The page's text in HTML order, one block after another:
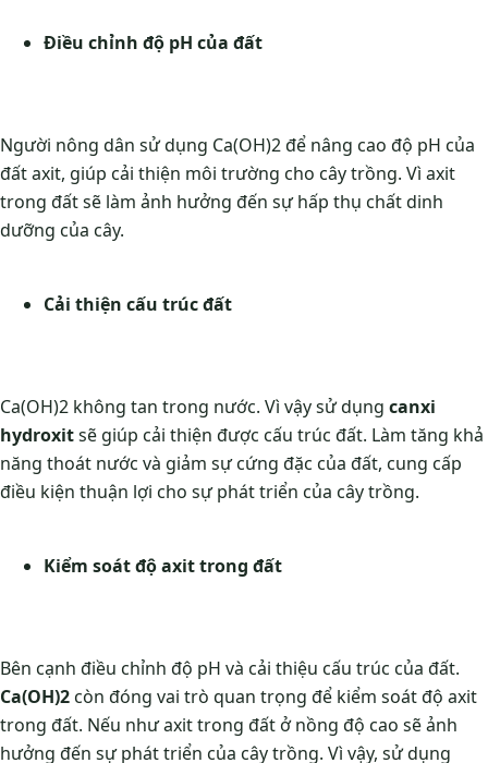
Điều chỉnh độ pH của đất
Người nông dân sử dụng Ca(OH)2 để nâng cao độ pH của
đất axit, giúp cải thiện môi trường cho cây trồng. Vì axit
trong đất sẽ làm ảnh hưởng đến sự hấp thụ chất dinh
dưỡng của cây.
Cải thiện cấu trúc đất
Ca(OH)2 không tan trong nước. Vì vậy sử dụng canxi
hydroxitsẽ giúp cải thiện được cấu trúc đất. Làm tăng khả
năng thoát nước và giảm sự cứng đặc của đất, cung cấp
điều kiện thuận lợi cho sự phát triển của cây trồng.
Kiểm soát độ axit trong đất
Bên cạnh điều chỉnh độ pH và cải thiệu cấu trúc của đất.
Ca(OH)2còn đóng vai trò quan trọng để kiểm soát độ axit
trong đất. Nếu như axit trong đất ở nồng độ cao sẽ ảnh
hưởng đến sự phát triển của cây trồng. Vì vậy, sử dụng